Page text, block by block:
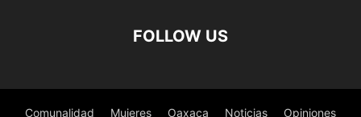
FOLLOW US
Comunalidad Mujeres Oaxaca Noticias Opiniones